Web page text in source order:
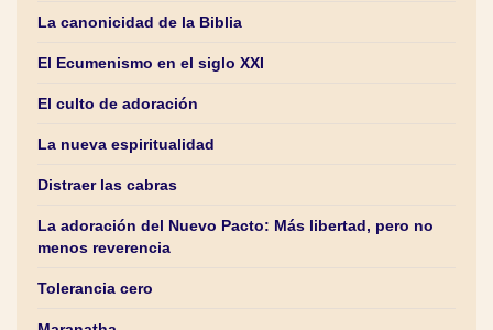
La canonicidad de la Biblia
El Ecumenismo en el siglo XXI
El culto de adoración
La nueva espiritualidad
Distraer las cabras
La adoración del Nuevo Pacto: Más libertad, pero no
menos reverencia
Tolerancia cero